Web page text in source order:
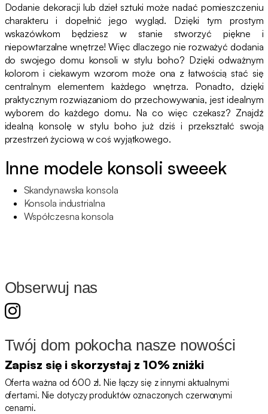
Dodanie dekoracji lub dzieł sztuki może nadać pomieszczeniu
charakteru i dopełnić jego wygląd. Dzięki tym prostym
wskazówkom będziesz w stanie stworzyć piękne i
niepowtarzalne wnętrze! Więc dlaczego nie rozważyć dodania
do swojego domu konsoli w stylu boho? Dzięki odważnym
kolorom i ciekawym wzorom może ona z łatwością stać się
centralnym elementem każdego wnętrza. Ponadto, dzięki
praktycznym rozwiązaniom do przechowywania, jest idealnym
wyborem do każdego domu. Na co więc czekasz? Znajdź
idealną konsolę w stylu boho już dziś i przekształć swoją
przestrzeń życiową w coś wyjątkowego.
Inne modele konsoli sweeek
Skandynawska konsola
Konsola industrialna
Współczesna konsola
Obserwuj nas
Twój dom pokocha nasze nowości
Zapisz się i skorzystaj z 10% zniżki
Oferta ważna od 600 zł. Nie łączy się z innymi aktualnymi
ofertami. Nie dotyczy produktów oznaczonych czerwonymi
cenami.